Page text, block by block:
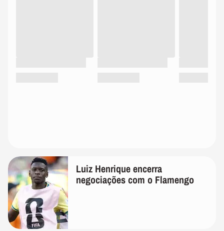
Luiz Henrique encerra
negociações com o Flamengo